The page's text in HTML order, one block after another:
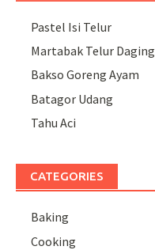
Pastel Isi Telur
Martabak Telur Daging
Bakso Goreng Ayam
Batagor Udang
Tahu Aci
CATEGORIES
Baking
Cooking